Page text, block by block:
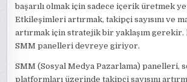
başarılı olmak için sadece içerik üretmek
Etkileşimleri artırmak, takipçi sayısını ve
artırmak için stratejik bir yaklaşım gerekir.
SMM panelleri devreye giriyor.
SMM (Sosyal Medya Pazarlama) panelleri,
platformları üzerinde takipçi sayısını